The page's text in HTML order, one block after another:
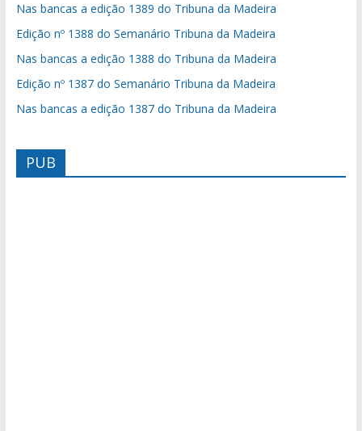
Nas bancas a edição 1389 do Tribuna da Madeira
Edição nº 1388 do Semanário Tribuna da Madeira
Nas bancas a edição 1388 do Tribuna da Madeira
Edição nº 1387 do Semanário Tribuna da Madeira
Nas bancas a edição 1387 do Tribuna da Madeira
PUB